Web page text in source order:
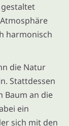
harmonisch
die Natur
Stattdessen
Baum an die
ein
sich mit den